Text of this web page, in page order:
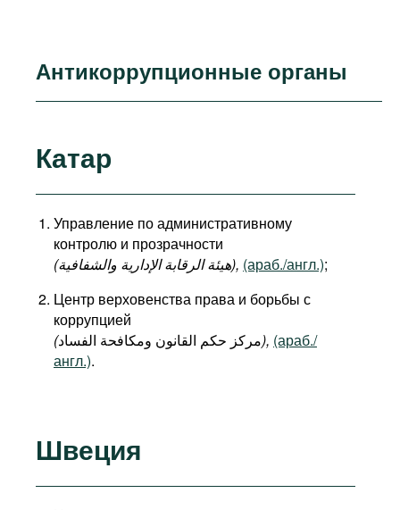
Антикоррупционные органы
Катар
Управление по административному
контролю и прозрачности
(هيئة الرقابة الإدارية والشفافية), (араб./англ.);
Центр верховенства права и борьбы с
коррупцией
(مركز حكم القانون ومكافحة الفساد), (араб./
англ.).
Швеция